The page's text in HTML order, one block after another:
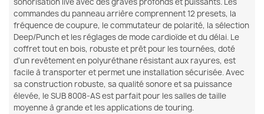
commandes du panneau arrière comprennent 12 presets, la
fréquence de coupure, le commutateur de polarité, la sélection
Deep/Punch et les réglages de mode cardioïde et du délai. Le
coffret tout en bois, robuste et prêt pour les tournées, doté
d'un revêtement en polyuréthane résistant aux rayures, est
facile à transporter et permet une installation sécurisée. Avec
sa construction robuste, sa qualité sonore et sa puissance
élevée, le SUB 8008-AS est parfait pour les salles de taille
moyenne à grande et les applications de touring.